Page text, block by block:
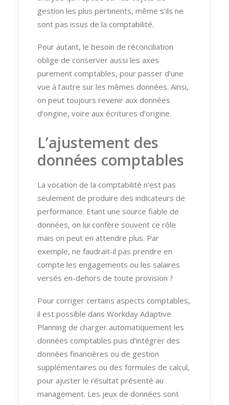
gestion les plus pertinents, même s’ils ne
sont pas issus de la comptabilité.
Pour autant, le besoin de réconciliation
oblige de conserver aussi les axes
purement comptables, pour passer d’une
vue à l’autre sur les mêmes données. Ainsi,
on peut toujours revenir aux données
d’origine, voire aux écritures d’origine.
L’ajustement des
données comptables
La vocation de la comptabilité n’est pas
seulement de produire des indicateurs de
performance. Etant une source fiable de
données, on lui confère souvent ce rôle
mais on peut en attendre plus. Par
exemple, ne faudrait-il pas prendre en
compte les engagements ou les salaires
versés en-dehors de toute provision ?
Pour corriger certains aspects comptables,
il est possible dans Workday Adaptive
Planning de charger automatiquement les
données comptables puis d’intégrer des
données financières ou de gestion
supplémentaires ou des formules de calcul,
pour ajuster le résultat présenté au
management. Les jeux de données sont